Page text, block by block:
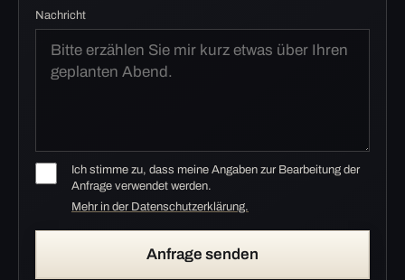
Nachricht
Ich stimme zu, dass meine Angaben zur Bearbeitung der
Anfrage verwendet werden.
Mehr in der Datenschutzerklärung.
Anfrage senden